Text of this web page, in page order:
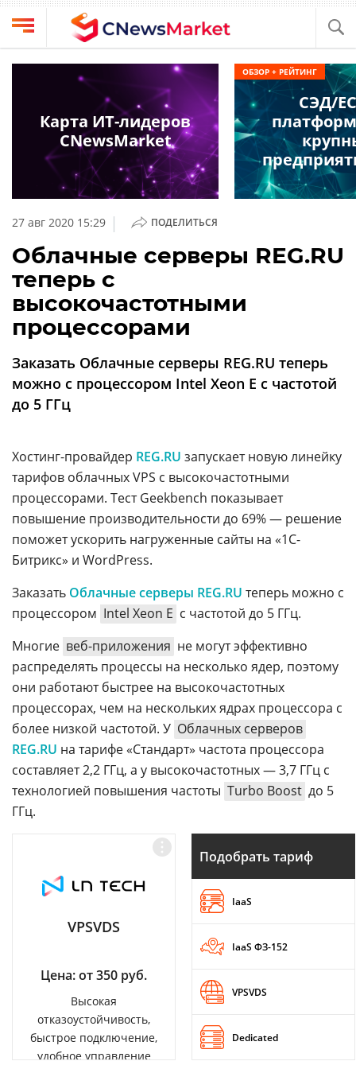
Выбрать
провайдера
Компании
обзоры
кабинет
О
проекте
CNews
Аналитика
Конференции
ТВ
Об
издании
Реклама
Вакансии
Контакты
Max
Дзен
Rutube
CNews
Конференции
Техника
27 авг 2020 15:29 | ПОДЕЛИТЬСЯ
Облачные серверы REG.RU
теперь с
высокочастотными
процессорами
Заказать Облачные серверы REG.RU теперь
можно с процессором Intel Xeon E с частотой
до 5 ГГц
Хостинг-провайдер REG.RU запускает новую линейку
тарифов облачных VPS с высокочастотными
процессорами. Тест Geekbench показывает
повышение производительности до 69% — решение
поможет ускорить нагруженные сайты на «1С-
Битрикс» и WordPress.
Заказать Облачные серверы REG.RU теперь можно с
процессором Intel Xeon E с частотой до 5 ГГц.
Многие веб-приложения не могут эффективно
распределять процессы на несколько ядер, поэтому
они работают быстрее на высокочастотных
процессорах, чем на нескольких ядрах процессора с
более низкой частотой. У Облачных серверов
REG.RU на тарифе «Стандарт» частота процессора
составляет 2,2 ГГц, а у высокочастотных — 3,7 ГГц с
технологией повышения частоты Turbo Boost до 5
ГГц.
VPSVDS
Цена: от 350 руб.
Высокая
отказоустойчивость,
быстрое подключение,
удобное управление
Подобрать тариф
IaaS
IaaS ФЗ-152
VPSVDS
Dedicated
Карта ИТ-лидеров
CNewsMarket
СЭД/
ОБЗОР + РЕЙТИНГ